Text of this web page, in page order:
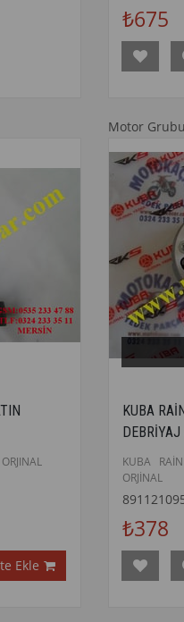
₺675
Ekle
Motor Grubu
KUBA
KUBA
ORJİNAL
₺378